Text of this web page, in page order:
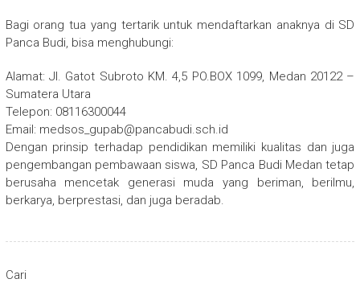
Bagi orang tua yang tertarik untuk mendaftarkan anaknya di SD
Panca Budi, bisa menghubungi:
Alamat: Jl. Gatot Subroto KM. 4,5 PO.BOX 1099, Medan 20122 –
Sumatera Utara
Telepon: 08116300044
Email: medsos_gupab@pancabudi.sch.id
Dengan prinsip terhadap pendidikan memiliki kualitas dan juga
pengembangan pembawaan siswa, SD Panca Budi Medan tetap
berusaha mencetak generasi muda yang beriman, berilmu,
berkarya, berprestasi, dan juga beradab.
Cari